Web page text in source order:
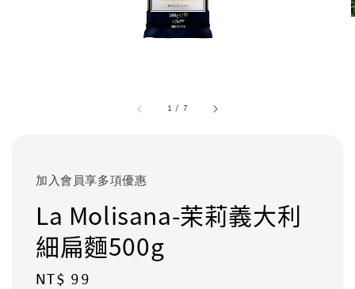
1 / 7
加入會員享多項優惠
La Molisana-茉莉義大利
細扁麵500g
Regular
NT$ 99